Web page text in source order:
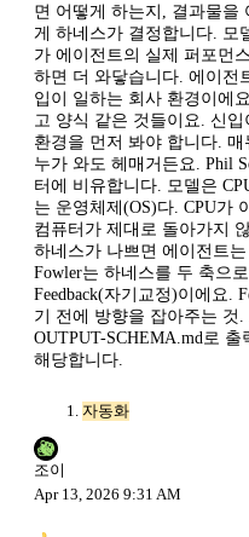
면 어떻게 하는지, 결과물
게 하네스가 결정합니다. 모
가 에이전트의 실제 퍼포먼
하면 더 와닿습니다. 에이전
입이 일하는 회사 환경이에
고 양식 같은 것들이요. 신
환경을 먼저 봐야 합니다.
누가 와도 헤매거든요. Phil
터에 비유합니다. 모델은
는 운영체제(OS)다. CPU가
컴퓨터가 제대로 돌아가지
하네스가 나쁘면 에이전트
Fowler는 하네스를 두 축으
Feedback(자기교정)이에요.
기 전에 방향을 잡아주는 것
OUTPUT-SCHEMA.md로
해당합니다.
자동화
조이
Apr 13, 2026 9:31 AM